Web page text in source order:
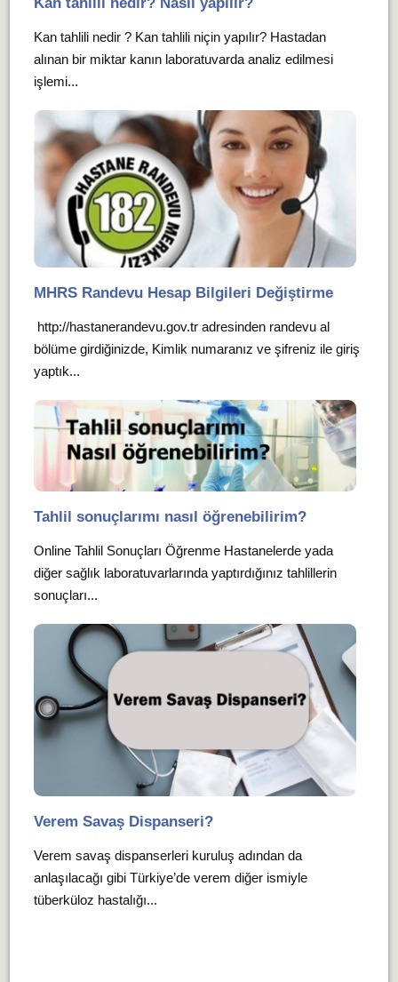
Kan tahlili nedir ? Kan tahlili niçin yapılır? Hastadan
alınan bir miktar kanın laboratuvarda analiz edilmesi
işlemi...
MHRS Randevu Hesap Bilgileri Değiştirme
http://hastanerandevu.gov.tr adresinden randevu al
bölüme girdiğinizde, Kimlik numaranız ve şifreniz ile giriş
yaptık...
Tahlil sonuçlarımı nasıl öğrenebilirim?
Online Tahlil Sonuçları Öğrenme Hastanelerde yada
diğer sağlık laboratuvarlarında yaptırdığınız tahlillerin
sonuçları...
Verem Savaş Dispanseri?
Verem savaş dispanserleri kuruluş adından da
anlaşılacağı gibi Türkiye’de verem diğer ismiyle
tüberküloz hastalığı...